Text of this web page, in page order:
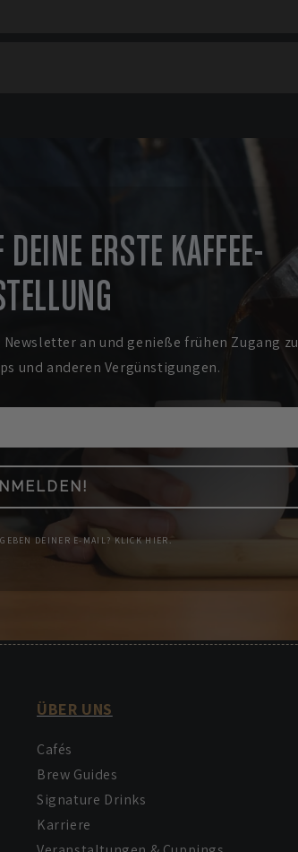
ERSTE KAFFEE-
an und genieße frühen Zugang zu
und anderen Vergünstigungen.
DEINER E-MAIL? KLICK HIER.
ÜBER UNS
Cafés
Brew Guides
Signature Drinks
Karriere